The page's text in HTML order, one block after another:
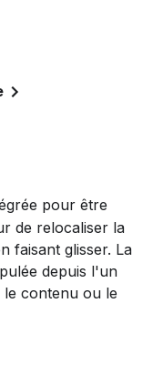
pour être
de relocaliser la
faisant glisser. La
depuis l'un
contenu ou le